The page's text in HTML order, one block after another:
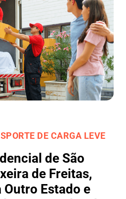
DE CARGA LEVE
de São
de Freitas,
Estado e